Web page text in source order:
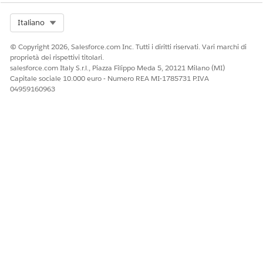
Italiano
© Copyright 2026, Salesforce.com Inc. Tutti i diritti riservati. Vari marchi di
proprietà dei rispettivi titolari.
salesforce.com Italy S.r.l., Piazza Filippo Meda 5, 20121 Milano (MI)
Capitale sociale 10.000 euro - Numero REA MI-1785731 P.IVA
04959160963